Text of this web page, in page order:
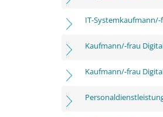
IT-Systemkaufmann/-
Kaufmann/-frau
Kaufmann/-frau